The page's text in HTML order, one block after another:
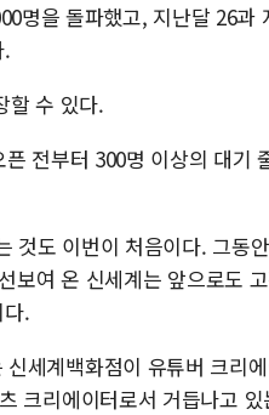
을 돌파했고, 지난달 26과
.
할 수 있다.
전부터 300명 이상의 대기
것도 이번이 처음이다. 그동
보여 온 신세계는 앞으로도
.
세계백화점이 유튜버 크리
크리에이터로서 거듭나고